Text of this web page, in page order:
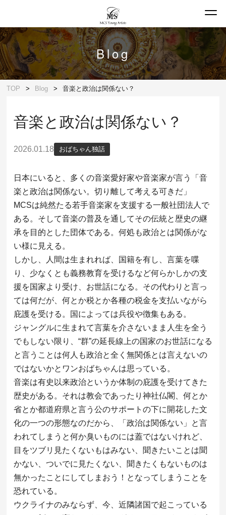
Blog
TOP Blog 音楽と政治は関係ない？
音楽と政治は関係ない？
2026.01.18 おばちゃん独話
日本にいると、多くの音楽愛好家や音楽家が言う「音
楽と政治は関係ない。切り離して考える可きだ」
MCSは純然たる若手音楽家を支援する一般社団法人で
ある。そして音楽の普及を通してその伝統と歴史の継
承を目的とした団体である。何処も政治とは関係がな
い様に見える。
しかし、人間は生まれれば、国籍を有し、言葉を喋
り、少なくとも義務教育を受けるなど何らかしかの支
援を国家より受け、お世話になる。その代わりと言っ
ては何だが、何とか税とか各種の税金を支払いながら
庇護を受ける。国によっては兵役や徴集もある。
ジャングルに生まれて言葉を介さないまま人生を全う
でもしない限り、“群”の延長線上の国家のお世話になる
と言うことは何人も政治と全く無関係とは言えないの
ではないかとワンおばちゃんは思っている。
音楽は有史以来政治というか体制の庇護を受けてきた
歴史がある。それは教会であったり神社仏閣、何とか
省とか都道府県と言う公のサポートの下に開花した文
化の一つの形態なのだから、「政治は関係ない」と言
われてしまうと何か臭いものには蓋ではないけれど、
目をツブリ見たくないもはみない、聞きたいことは聞
かない、ついでに見たくない、聞きたくもないものは
無かったことにしてしまおう！となってしまうことを
恐れている。
ウクライナのみならず、今、近隣諸国で起こっている